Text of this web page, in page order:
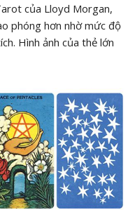
của Lloyd Morgan,
phóng hơn nhờ mức độ
Hình ảnh của thẻ lớn